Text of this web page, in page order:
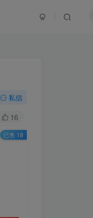
私信
16
已售 18